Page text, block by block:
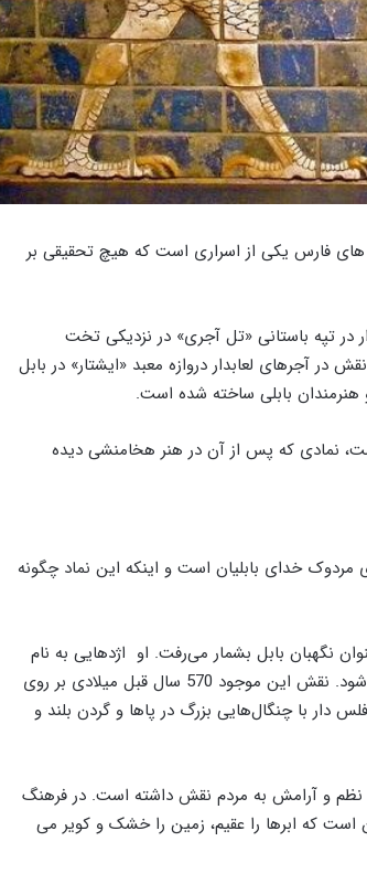
های فارس یکی از اسراری است که هیچ تحقیقی بر
تپه باستانی «تل آجری» در نزدیکی تخت
لعابدار دروازه معبد «ایشتار» در بابل
هنرمندان بابلی ساخته شده است.
نمادی که پس از آن در هنر هخامنشی دیده
مردوک خدای بابلیان است و اینکه این نماد چگونه
نگهبان بابل بشمار می‌رفت. او اژدهایی به نام
موشخوشو به همراه داشته که به آن اژدهای بابل هم نام برده می‌شود. نقش این موجود 570 سال قبل میلادی بر روی
دار با چنگال‌هایی بزرگ در پاها و گردن بلند و
نظم و آرامش به مردم نقش داشته است. در فرهنگ
است که ابرها را عقیم، زمین را خشک و کویر می
خ
و
ر
ج
ی
ن‌
ب
ا
ف
ب
ا
ی
ت
و
26 دسامبر 2023